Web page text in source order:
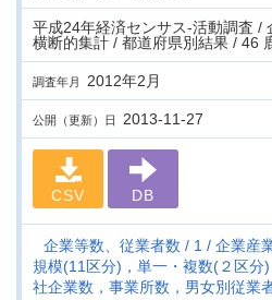
平成24年経済センサス‐活動調査 /
横断的集計 / 都道府県別結果 / 46
調査年月 2012年2月
公開（更新）日 2013-11-27
CSV DB
企業等数、従業者数 1
企業産
規模(11区分)，単一・複数(２区分
社企業数，事業所数，男女別従業